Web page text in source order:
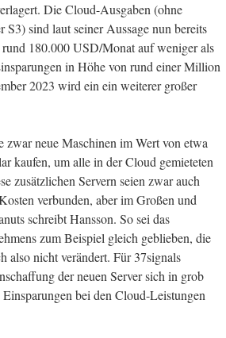
Die Cloud-Ausgaben (ohne
S3) sind laut seiner Aussage nun bereits
180.000 USD/Monat auf weniger als
in Höhe von rund einer Million
2023 wird ein ein weiterer großer
zwar neue Maschinen im Wert von etwa
kaufen, um alle in der Cloud gemieteten
zusätzlichen Servern seien zwar auch
verbunden, aber im Großen und
schreibt Hansson. So sei das
zum Beispiel gleich geblieben, die
also nicht verändert. Für 37signals
der neuen Server sich in grob
bei den Cloud-Leistungen